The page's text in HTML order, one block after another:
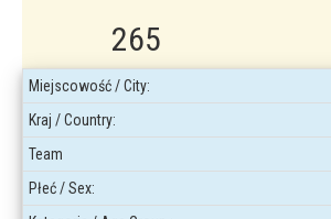
265
Miejscowość / City:
Kraj / Country:
Team
Płeć / Sex: